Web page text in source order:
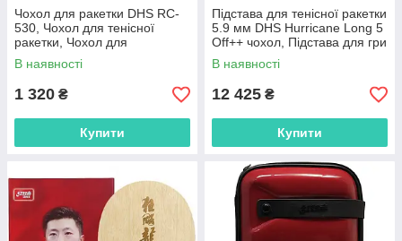
Чохол для ракетки DHS RC-
530, Чохол для тенісної
ракетки, Чохол для
настільних ракеток, Тенісний
чохол
В наявності
1 320 ₴
Купити
Підстава для тенісної ракетки
5.9 мм DHS Hurricane Long 5
Off++ чохол, Підстава для гри
в теніс 7 шарів
В наявності
12 425 ₴
Купити